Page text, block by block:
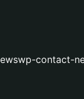
contact-